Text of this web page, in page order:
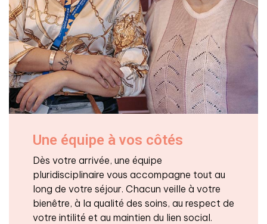
Une équipe à vos côtés
Dès votre arrivée, une équipe
pluridisciplinaire vous accompagne tout au
long de votre séjour. Chacun veille à votre
bienêtre, à la qualité des soins, au respect de
votre intilité et au maintien du lien social.